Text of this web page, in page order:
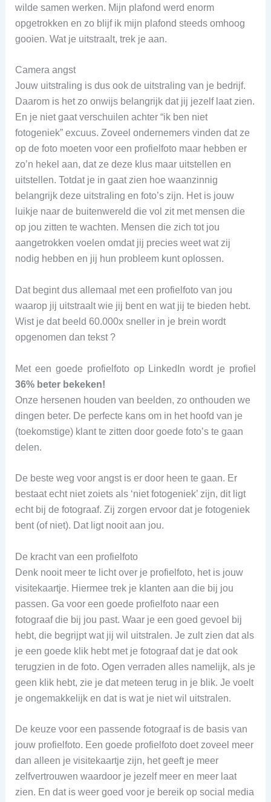
wilde samen werken. Mijn plafond werd enorm
opgetrokken en zo blijf ik mijn plafond steeds omhoog
gooien. Wat je uitstraalt, trek je aan.
Camera angst
Jouw uitstraling is dus ook de uitstraling van je bedrijf.
Daarom is het zo onwijs belangrijk dat jij jezelf laat zien.
En je niet gaat verschuilen achter “ik ben niet
fotogeniek” excuus. Zoveel ondernemers vinden dat ze
op de foto moeten voor een profielfoto maar hebben er
zo’n hekel aan, dat ze deze klus maar uitstellen en
uitstellen. Totdat je in gaat zien hoe waanzinnig
belangrijk deze uitstraling en foto’s zijn. Het is jouw
luikje naar de buitenwereld die vol zit met mensen die
op jou zitten te wachten. Mensen die zich tot jou
aangetrokken voelen omdat jij precies weet wat zij
nodig hebben en jij hun probleem kunt oplossen.
Dat begint dus allemaal met een profielfoto van jou
waarop jij uitstraalt wie jij bent en wat jij te bieden hebt.
Wist je dat beeld 60.000x sneller in je brein wordt
opgenomen dan tekst ?
Met een goede profielfoto op LinkedIn wordt je profiel
36% beter bekeken!
Onze hersenen houden van beelden, zo onthouden we
dingen beter. De perfecte kans om in het hoofd van je
(toekomstige) klant te zitten door goede foto’s te gaan
delen.
De beste weg voor angst is er door heen te gaan. Er
bestaat echt niet zoiets als ‘niet fotogeniek’ zijn, dit ligt
echt bij de fotograaf. Zij zorgen ervoor dat je fotogeniek
bent (of niet). Dat ligt nooit aan jou.
De kracht van een profielfoto
Denk nooit meer te licht over je profielfoto, het is jouw
visitekaartje. Hiermee trek je klanten aan die bij jou
passen. Ga voor een goede profielfoto naar een
fotograaf die bij jou past. Waar je een goed gevoel bij
hebt, die begrijpt wat jij wil uitstralen. Je zult zien dat als
je een goede klik hebt met je fotograaf dat je dat ook
terugzien in de foto. Ogen verraden alles namelijk, als je
geen klik hebt, zie je dat meteen terug in je blik. Je voelt
je ongemakkelijk en dat is wat je niet wil uitstralen.
De keuze voor een passende fotograaf is de basis van
jouw profielfoto. Een goede profielfoto doet zoveel meer
dan alleen je visitekaartje zijn, het geeft je meer
zelfvertrouwen waardoor je jezelf meer en meer laat
zien. En dat is weer goed voor je bereik op social media